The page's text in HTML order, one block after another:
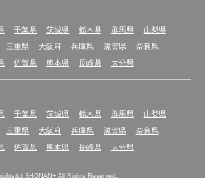
千葉県 茨城県 栃木県 群馬県
山梨県
三重県 大阪府 兵庫県 滋賀県
奈良県
佐賀県 熊本県 長崎県 大分県
千葉県 茨城県 栃木県 群馬県
山梨県
三重県 大阪府 兵庫県 滋賀県
奈良県
佐賀県 熊本県 長崎県 大分県
SHONAN+ All Rights Reserved.